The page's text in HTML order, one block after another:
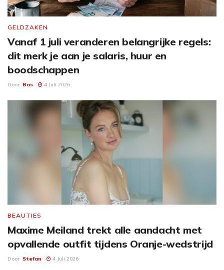
GELDZAKEN
Vanaf 1 juli veranderen belangrijke regels:
dit merk je aan je salaris, huur en
boodschappen
Door Bas 4 Juli 2026
BEAUTIES
Maxime Meiland trekt alle aandacht met
opvallende outfit tijdens Oranje-wedstrijd
Door Stefan 4 Juli 2026